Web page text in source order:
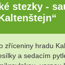
stezky -
zříceniny hradu
a sedacím